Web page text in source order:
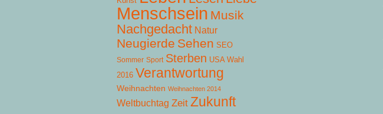
Menschsein Musik
Nachgedacht Natur
Neugierde Sehen SEO
Sommer Sport Sterben USA Wahl
2016 Verantwortung
Weihnachten Weihnachten 2014
Weltbuchtag Zeit Zukunft